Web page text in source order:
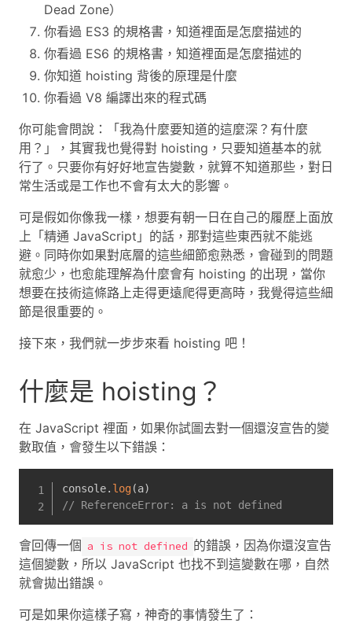
Dead Zone）
你看過 ES3 的規格書，知道裡面是怎麼描述的
你看過 ES6 的規格書，知道裡面是怎麼描述的
你知道 hoisting 背後的原理是什麼
你看過 V8 編譯出來的程式碼
你可能會問說：「我為什麼要知道的這麼深？有什麼
用？」，其實我也覺得對 hoisting，只要知道基本的就
行了。只要你有好好地宣告變數，就算不知道那些，對日
常生活或是工作也不會有太大的影響。
可是假如你像我一樣，想要有朝一日在自己的履歷上面放
上「精通 JavaScript」的話，那對這些東西就不能逃
避。同時你如果對底層的這些細節愈熟悉，會碰到的問題
就愈少，也愈能理解為什麼會有 hoisting 的出現，當你
想要在技術這條路上走得更遠爬得更高時，我覺得這些細
節是很重要的。
接下來，我們就一步步來看 hoisting 吧！
什麼是 hoisting？
在 JavaScript 裡面，如果你試圖去對一個還沒宣告的變
數取值，會發生以下錯誤：
console. log(a)
// ReferenceError: a is not defined
會回傳一個 a is not defined 的錯誤，因為你還沒宣告
這個變數，所以 JavaScript 也找不到這變數在哪，自然
就會拋出錯誤。
可是如果你這樣子寫，神奇的事情發生了：